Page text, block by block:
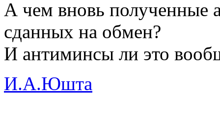
А чем вновь полученные
сданных на обмен?
И антиминсы ли это
И.А.Юшта